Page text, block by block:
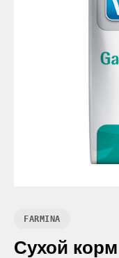
FARMINA
Сухой